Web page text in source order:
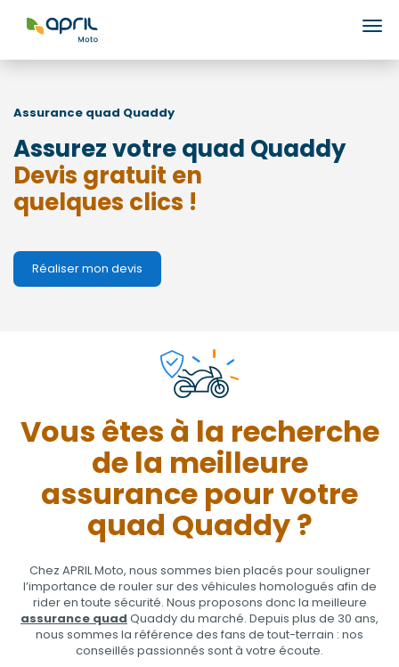
Assurance quad Quaddy
Assurez votre quad Quaddy
Devis gratuit en
quelques clics !
Réaliser mon devis
Vous êtes à la recherche
de la meilleure
assurance pour votre
quad Quaddy ?
Chez APRIL Moto, nous sommes bien placés pour souligner
l’importance de rouler sur des véhicules homologués afin de
rider en toute sécurité. Nous proposons donc la meilleure
assurance quad Quaddy du marché. Depuis plus de 30 ans,
nous sommes la référence des fans de tout-terrain : nos
conseillés passionnés sont à votre écoute.